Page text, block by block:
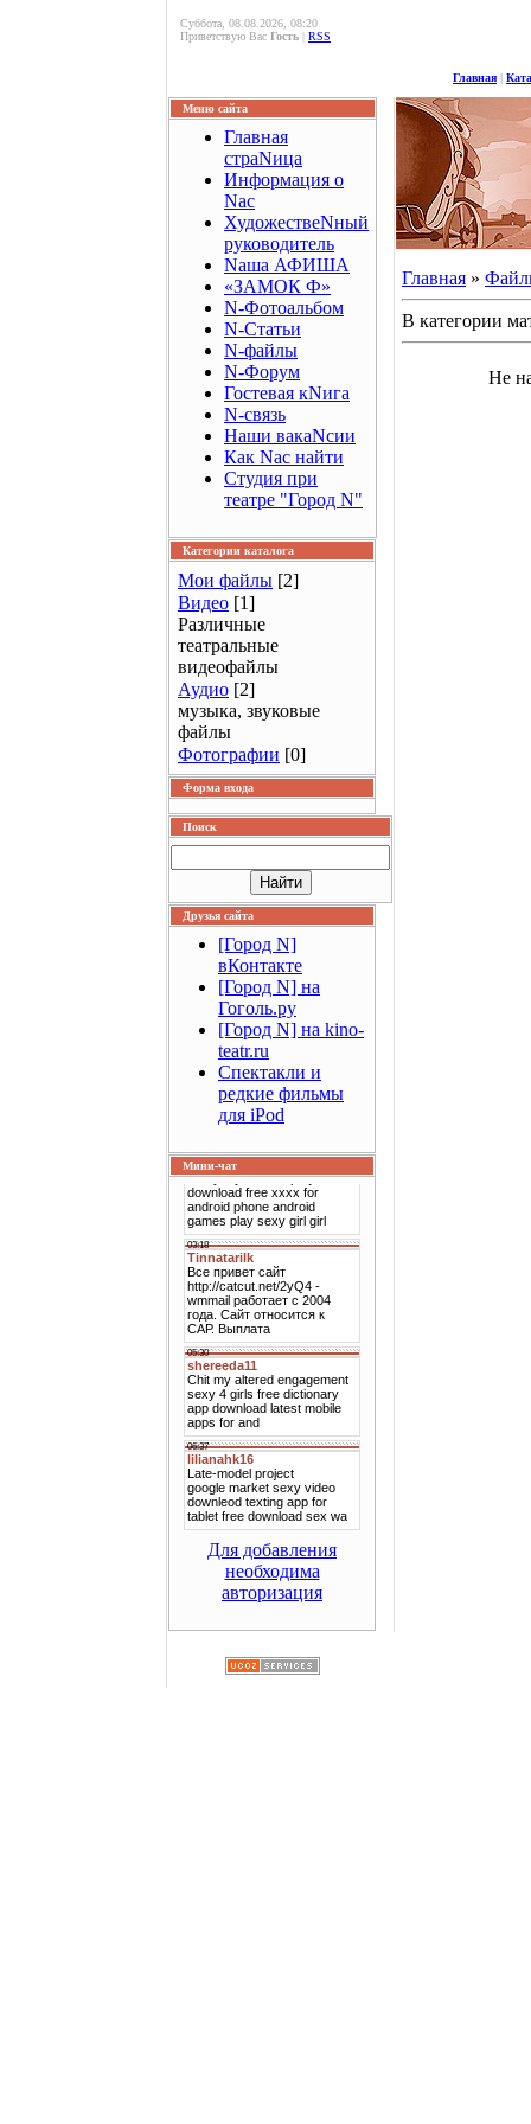
Суббота, 08.08.2026, 08:20
Приветствую Вас Гость | RSS
Главная |
Меню сайта
Главная
страNица
Информация о
Nас
ХудожествеNный
руководитель
Nаша АФИША
«ЗАМОК Ф»
N-Фотоальбом
N-Статьи
N-файлы
N-Форум
Гостевая кNига
N-связь
Наши вакаNсии
Как Nас найти
Студия при
театре "Город N"
Категории каталога
Мои файлы [2]
Видео [1]
Различные
театральные
видеофайлы
Аудио [2]
музыка, звуковые
файлы
Фотографии [0]
Форма входа
Поиск
Друзья сайта
[Город N]
вКонтакте
[Город N] на
Гоголь.ру
[Город N] на kino-
teatr.ru
Спектакли и
редкие фильмы
для iPod
Мини-чат
Для добавления
необходима
авторизация
Главная »
В категории
Не